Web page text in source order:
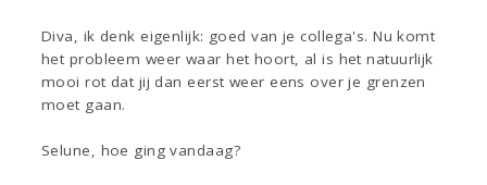
Diva, ik denk eigenlijk: goed van je collega's. Nu komt
het probleem weer waar het hoort, al is het natuurlijk
mooi rot dat jij dan eerst weer eens over je grenzen
moet gaan.
Selune, hoe ging vandaag?